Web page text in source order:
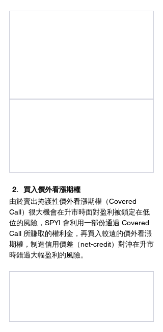
買入價外看漲期權
由於賣出掩護性價外看漲期權（Covered
Call）很大機會在升市時面對盈利被鎖定在低
位的風險，SPYI 會利用一部份通過 Covered
Call 所賺取的權利金，再買入較遠的價外看漲
期權，制造信用價差（net-credit）對沖在升市
時錯過大幅盈利的風險。